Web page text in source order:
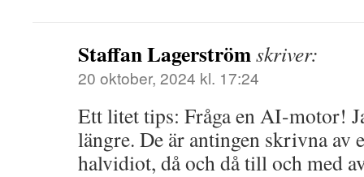
Staffan Lagerströmskriver:
20 oktober, 2024 kl. 17:24
Ett litet tips: Fråga en AI-motor!
längre. De är antingen skrivna av
halvidiot, då och då till och med